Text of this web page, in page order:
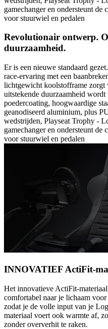
gamechanger en ondersteunt
voor stuurwiel en pedalen
Revolutionair ontwerp.
duurzaamheid.
Er is een nieuwe standaard
race-ervaring met een
lichtgewicht koolstofframe zorgt
uitstekende duurzaamheid
poedercoating, hoogwaardige
geanodiseerd aluminium, plus
wedstrijden, Playseat Trophy -
gamechanger en ondersteunt
voor stuurwiel en pedalen
INNOVATIEF ActiFit-
Het innovatieve ActiFit-
comfortabel naar je lichaam
zodat je de volle input van je
materiaal voert ook warmte af,
zonder oververhit te raken.